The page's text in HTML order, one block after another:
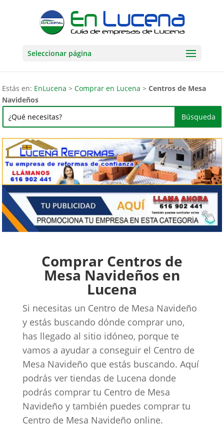
Seleccionar página
Estás en: EnLucena >Comprar en Lucena >Centros de Mesa
Navideños
Comprar Centros de
Mesa Navideños en
Lucena
Si necesitas un Centro de Mesa Navideño
y estás buscando dónde comprar uno,
has llegado al sitio idóneo, porque te
vamos a ayudar a conseguir el Centro de
Mesa Navideño que estás buscando. Aquí
podrás ver tiendas de Lucena donde
podrás comprar tu Centro de Mesa
Navideño y también puedes comprar tu
Centro de Mesa Navideño online.